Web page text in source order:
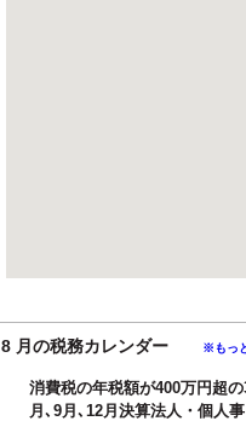
8 月の税務カレンダー ※もっ
消費税の年税額が400万円超の
月､9月､12月決算法人・個人事